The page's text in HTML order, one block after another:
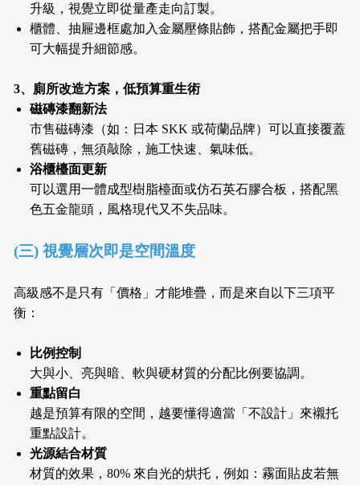
升級，視覺立即從量產走向訂製。
櫃體、抽屜邊框處加入金屬壓條貼飾，搭配金屬把手即
可大幅提升細節感。
3、廁所改造方案，低預算重生術
磁磚漆翻新法
市售磁磚漆（如：日本 SKK 或荷蘭品牌）可以直接覆蓋
舊磁磚，無須敲除，施工快速、氣味低。
浴櫃檯面更新
可以選用一體成型樹脂檯面或仿石英石膠合板，搭配黑
色五金龍頭，風格現代又不失品味。
(三) 視覺層次即是空間溫度
高級感不是只有「價格」才能堆疊，而是來自以下三項平
衡：
比例控制
大與小、亮與暗、軟與硬材質的分配比例要協調。
重點留白
越是預算有限的空間，越要懂得適當「不設計」來襯托
重點設計。
光源結合材質
材質的效果，80% 來自光的烘托，例如：霧面貼皮若無